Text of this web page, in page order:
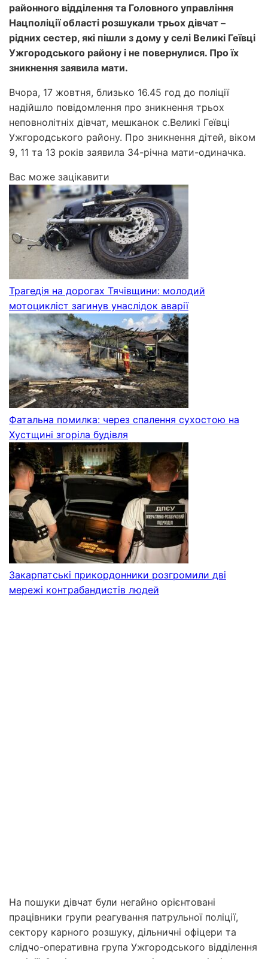
районного відділення та Головного управління
Нацполіції області розшукали трьох дівчат –
рідних сестер, які пішли з дому у селі Великі Геївці
Ужгородського району і не повернулися. Про їх
зникнення заявила мати.
Вчора, 17 жовтня, близько 16.45 год до поліції
надійшло повідомлення про зникнення трьох
неповнолітніх дівчат, мешканок с.Великі Геївці
Ужгородського району. Про зникнення дітей, віком
9, 11 та 13 років заявила 34-річна мати-одиначка.
Вас може зацікавити
Трагедія на дорогах Тячівщини: молодий
мотоцикліст загинув унаслідок аварії
Фатальна помилка: через спалення сухостою на
Хустщині згоріла будівля
Закарпатські прикордонники розгромили дві
мережі контрабандистів людей
На пошуки дівчат були негайно орієнтовані
працівники групи реагування патрульної поліції,
сектору карного розшуку, дільничні офіцери та
слідчо-оперативна група Ужгородського відділення